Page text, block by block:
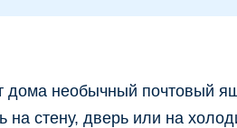
дома необычный почтовый
стену, дверь или на